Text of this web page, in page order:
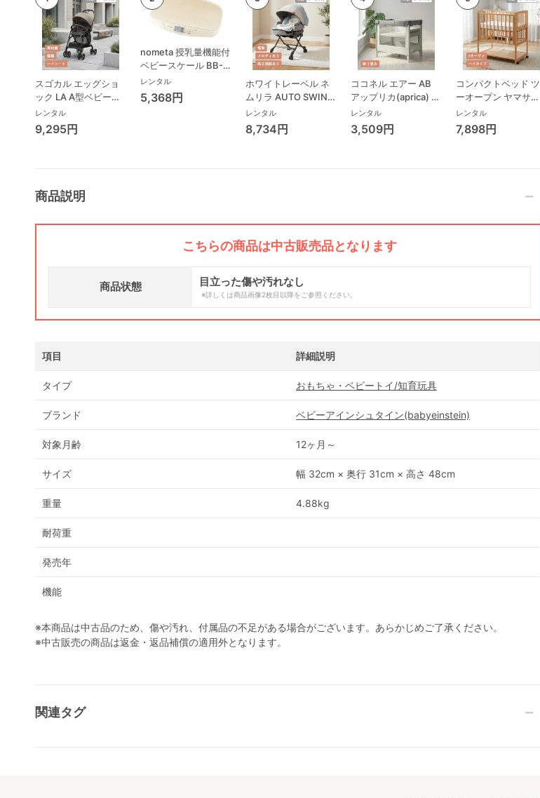
スゴカル エッグショ
ック LA A型ベビーカ
ー コンビ(Combi)
レンタル
9,295円
nometa 授乳量機能付
ベビースケール BB-
105 タニタ(TANITA)
ベビースケール・体重
計
レンタル
5,368円
ホワイトレーベル ネ
ムリラ AUTO SWING
BEDi Long スリープ
シェル EG コンビ
(Combi) ハイローチ
レンタル
8,734円
ココネル エアー AB
アップリカ(aprica) ミ
ニサイズ/コンパクト
ベビーベッド
レンタル
3,509円
コンパクトベッド ツ
ーオープン ヤマサキ
(Yamasaki) ミニサイ
ズ/コンパクトベビー
ベッド
レンタル
7,898円
商品説明
こちらの商品は中古販売品となります
商品状態 目立った傷や汚れなし
※詳しくは商品画像2枚目以降をご参照ください。
項目 詳細説明
タイプ おもちゃ・ベビートイ/知育玩具
ブランド ベビーアインシュタイン(babyeinstein)
対象月齢 12ヶ月～
サイズ 幅 32cm × 奥行 31cm × 高さ 48cm
重量 4.88kg
耐荷重
発売年
機能
※本商品は中古品のため、傷や汚れ、付属品の不足がある場合がございます。あらかじめご了承ください。
※中古販売の商品は返金・返品補償の適用外となります。
関連タグ